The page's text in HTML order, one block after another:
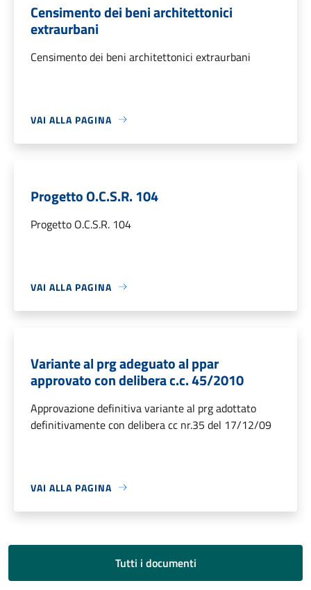
Censimento dei beni architettonici
extraurbani
Censimento dei beni architettonici extraurbani
VAI ALLA PAGINA
Progetto O.C.S.R. 104
Progetto O.C.S.R. 104
VAI ALLA PAGINA
Variante al prg adeguato al ppar
approvato con delibera c.c. 45/2010
Approvazione definitiva variante al prg adottato
definitivamente con delibera cc nr.35 del 17/12/09
VAI ALLA PAGINA
Tutti i documenti